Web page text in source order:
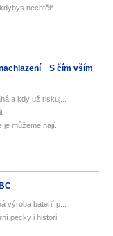
nechtěl*...
S čím vším
a kdy už riskuj...
můžeme nají...
výroba baterií p...
pecky i histori...